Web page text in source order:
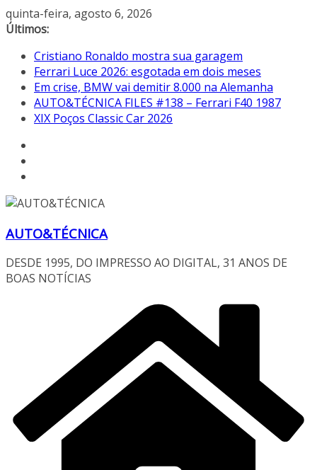
Pular
para
conteúdo
quinta-feira, agosto 6, 2026
Últimos:
Cristiano Ronaldo mostra sua garagem
Ferrari Luce 2026: esgotada em dois meses
Em crise, BMW vai demitir 8.000 na Alemanha
AUTO&TÉCNICA FILES #138 – Ferrari F40 1987
XIX Poços Classic Car 2026
AUTO&TÉCNICA
DESDE 1995, DO IMPRESSO AO DIGITAL, 31 ANOS DE
BOAS NOTÍCIAS